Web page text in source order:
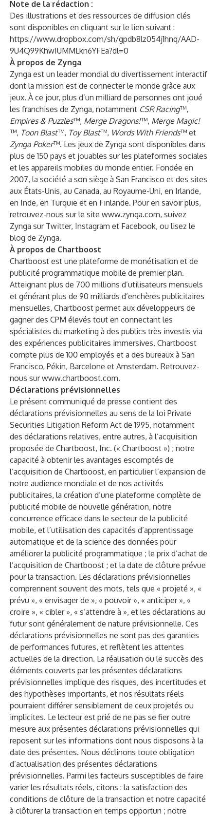
Note de la rédaction :
Des illustrations et des ressources de diffusion clés
sont disponibles en cliquant sur le lien suivant :
https://www.dropbox.com/sh/gpdb8lz054j1hnq/AAD-
9U4Q99KhwIUMMLkn6YFEa?dl=0
À propos de Zynga
Zynga est un leader mondial du divertissement interactif
dont la mission est de connecter le monde grâce aux
jeux. À ce jour, plus d’un milliard de personnes ont joué
les franchises de Zynga, notamment CSR Racing™,
Empires & Puzzles™, Merge Dragons!™, Merge Magic!
™, Toon Blast™, Toy Blast™, Words With Friends™ et
Zynga Poker™. Les jeux de Zynga sont disponibles dans
plus de 150 pays et jouables sur les plateformes sociales
et les appareils mobiles du monde entier. Fondée en
2007, la société a son siège à San Francisco et des sites
aux États-Unis, au Canada, au Royaume-Uni, en Irlande,
en Inde, en Turquie et en Finlande. Pour en savoir plus,
retrouvez-nous sur le site www.zynga.com, suivez
Zynga sur Twitter, Instagram et Facebook, ou lisez le
blog de Zynga.
À propos de Chartboost
Chartboost est une plateforme de monétisation et de
publicité programmatique mobile de premier plan.
Atteignant plus de 700 millions d’utilisateurs mensuels
et générant plus de 90 milliards d’enchères publicitaires
mensuelles, Chartboost permet aux développeurs de
gagner des CPM élevés tout en connectant les
spécialistes du marketing à des publics très investis via
des expériences publicitaires immersives. Chartboost
compte plus de 100 employés et a des bureaux à San
Francisco, Pékin, Barcelone et Amsterdam. Retrouvez-
nous surwww.chartboost.com.
Déclarations prévisionnelles
Le présent communiqué de presse contient des
déclarations prévisionnelles au sens de la loi Private
Securities Litigation Reform Act de 1995, notamment
des déclarations relatives, entre autres, à l’acquisition
proposée de Chartboost, Inc. (« Chartboost ») ; notre
capacité à obtenir les avantages escomptés de
l’acquisition de Chartboost, en particulier l’expansion de
notre audience mondiale et de nos activités
publicitaires, la création d’une plateforme complète de
publicité mobile de nouvelle génération, notre
concurrence efficace dans le secteur de la publicité
mobile, et l’utilisation des capacités d’apprentissage
automatique et de la science des données pour
améliorer la publicité programmatique ; le prix d’achat de
l’acquisition de Chartboost ; et la date de clôture prévue
pour la transaction. Les déclarations prévisionnelles
comprennent souvent des mots, tels que « projeté », «
prévu », « envisager de », « pouvoir », « anticiper », «
croire », « cibler », « s’attendre à », et les déclarations au
futur sont généralement de nature prévisionnelle. Ces
déclarations prévisionnelles ne sont pas des garanties
de performances futures, et reflètent les attentes
actuelles de la direction. La réalisation ou le succès des
éléments couverts par les présentes déclarations
prévisionnelles implique des risques, des incertitudes et
des hypothèses importants, et nos résultats réels
pourraient différer sensiblement de ceux projetés ou
implicites. Le lecteur est prié de ne pas se fier outre
mesure aux présentes déclarations prévisionnelles qui
reposent sur les informations dont nous disposons à la
date des présentes. Nous déclinons toute obligation
d’actualisation des présentes déclarations
prévisionnelles. Parmi les facteurs susceptibles de faire
varier les résultats réels, citons : la satisfaction des
conditions de clôture de la transaction et notre capacité
à clôturer la transaction en temps opportun ; notre